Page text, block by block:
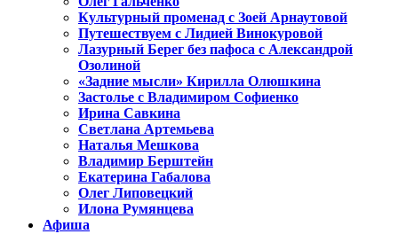
Культурный променад с Зоей Арнаутовой
Путешествуем с Лидией Винокуровой
Лазурный Берег без пафоса с Александрой
Озолиной
«Задние мысли» Кирилла Олюшкина
Застолье с Владимиром Софиенко
Ирина Савкина
Светлана Артемьева
Наталья Мешкова
Владимир Берштейн
Екатерина Габалова
Олег Липовецкий
Илона Румянцева
Афиша